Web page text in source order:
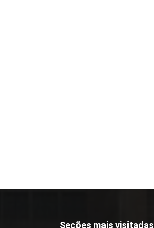
Seções mais visitadas